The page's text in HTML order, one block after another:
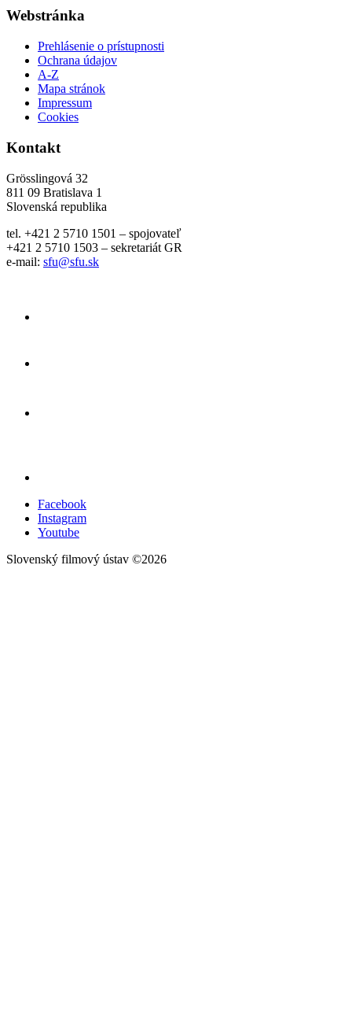
Webstránka
Prehlásenie o prístupnosti
Ochrana údajov
A-Z
Mapa stránok
Impressum
Cookies
Kontakt
Grösslingová 32
811 09 Bratislava 1
Slovenská republika
tel. +421 2 5710 1501 – spojovateľ
+421 2 5710 1503 – sekretariát GR
e-mail: sfu@sfu.sk
Facebook
Instagram
Youtube
Slovenský filmový ústav ©2026